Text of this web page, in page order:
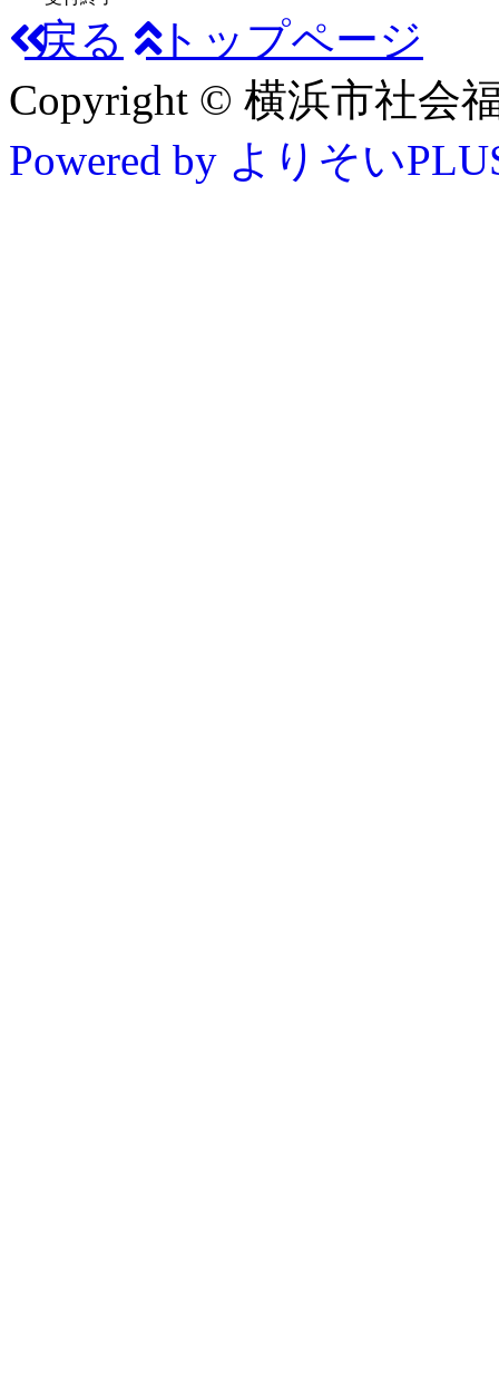
戻る
トップページ
Copyright © 横浜市社会
Powered by よりそい